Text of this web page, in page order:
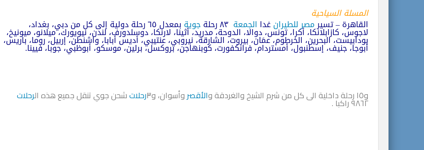
المسلة السياحية
القاهرة – تسيرمصر للطيرانغدا الجمعة جوية بمعدل ٦٥ رحلة دولية إلى كل من دبي، بغداد،
لاجوس، كازابلانكا، أكرا، تونس، دوالا، الدوحة، مدريد، أثينا، لارنكا، دوسلدورف، لندن، نيويورك، ميلانو، ميونيخ،
بودابيست، البحرين، الخرطوم، عمَان، بيروت، الشارقة، نيروبي، عنتيبي، أديس أبابا، واشنطن، إربيل،روما، باريس،
أبوجا، جنيف، إسطنبول، أمستردام، فرانكفورت، كوبنهاجن، بروكسل، برلين، موسكو، أبوظبي، جوبا، فيينا.
و١٥ رحلة داخلية الى كل من شرم الشيخ والغردقة و الأقصروأسوان، و٣ رحلاتشحن جوي تنقل جميع هذه الرحلات
٩٨٦٢ راكبا .